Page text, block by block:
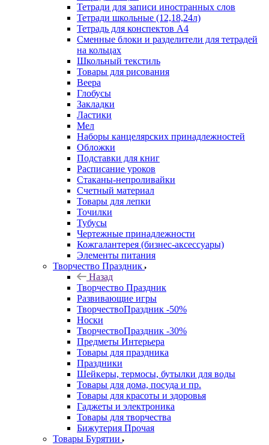
Тетради для записи иностранных слов
Тетради школьные (12,18,24л)
Тетрадь для конспектов А4
Сменные блоки и разделители для тетрадей
на кольцах
Школьный текстиль
Товары для рисования
Веера
Глобусы
Закладки
Ластики
Мел
Наборы канцелярских принадлежностей
Обложки
Подставки для книг
Расписание уроков
Стаканы-непроливайки
Счетный материал
Товары для лепки
Точилки
Тубусы
Чертежные принадлежности
Кожгалантерея (бизнес-аксессуары)
Элементы питания
Творчество Праздник
Назад
Творчество Праздник
Развивающие игры
ТворчествоПраздник -50%
Носки
ТворчествоПраздник -30%
Предметы Интерьера
Товары для праздника
Праздники
Шейкеры, термосы, бутылки для воды
Товары для дома, посуда и пр.
Товары для красоты и здоровья
Гаджеты и электроника
Товары для творчества
Бижутерия Прочая
Товары Бурятии